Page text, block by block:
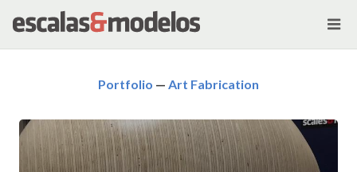
Portfolio — Art Fabrication